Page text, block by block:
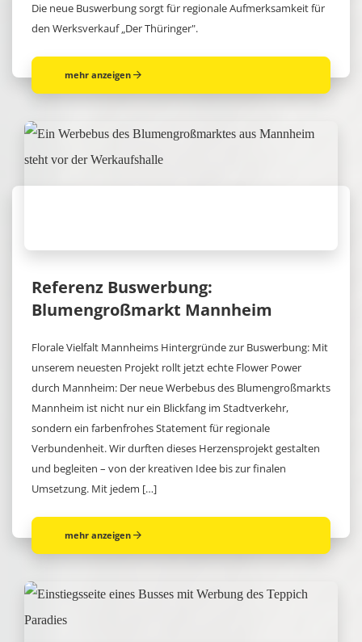
Die neue Buswerbung sorgt für regionale Aufmerksamkeit für
den Werksverkauf „Der Thüringer".
mehr anzeigen
Referenz Buswerbung:
Blumengroßmarkt Mannheim
Florale Vielfalt Mannheims Hintergründe zur Buswerbung: Mit
unserem neuesten Projekt rollt jetzt echte Flower Power
durch Mannheim: Der neue Werbebus des Blumengroßmarkts
Mannheim ist nicht nur ein Blickfang im Stadtverkehr,
sondern ein farbenfrohes Statement für regionale
Verbundenheit. Wir durften dieses Herzensprojekt gestalten
und begleiten – von der kreativen Idee bis zur finalen
Umsetzung. Mit jedem […]
mehr anzeigen